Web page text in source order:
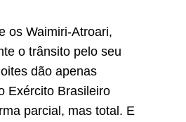
os Waimiri-Atroari,
o trânsito pelo seu
dão apenas
Exército Brasileiro
parcial, mas total. E